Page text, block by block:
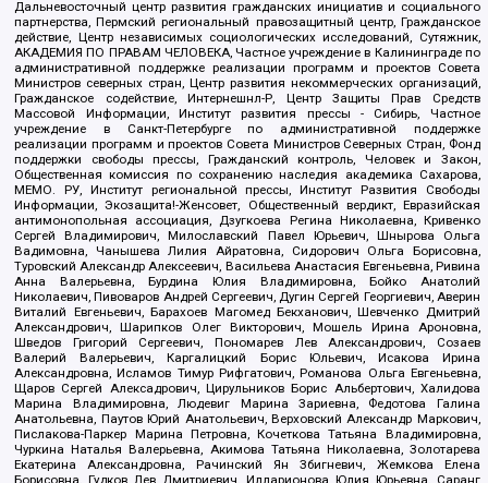
Дальневосточный центр развития гражданских инициатив и социального
партнерства, Пермский региональный правозащитный центр, Гражданское
действие, Центр независимых социологических исследований, Сутяжник,
АКАДЕМИЯ ПО ПРАВАМ ЧЕЛОВЕКА, Частное учреждение в Калининграде по
административной поддержке реализации программ и проектов Совета
Министров северных стран, Центр развития некоммерческих организаций,
Гражданское содействие, Интернешнл-Р, Центр Защиты Прав Средств
Массовой Информации, Институт развития прессы - Сибирь, Частное
учреждение в Санкт-Петербурге по административной поддержке
реализации программ и проектов Совета Министров Северных Стран, Фонд
поддержки свободы прессы, Гражданский контроль, Человек и Закон,
Общественная комиссия по сохранению наследия академика Сахарова,
МЕМО. РУ, Институт региональной прессы, Институт Развития Свободы
Информации, Экозащита!-Женсовет, Общественный вердикт, Евразийская
антимонопольная ассоциация, Дзугкоева Регина Николаевна, Кривенко
Сергей Владимирович, Милославский Павел Юрьевич, Шнырова Ольга
Вадимовна, Чанышева Лилия Айратовна, Сидорович Ольга Борисовна,
Туровский Александр Алексеевич, Васильева Анастасия Евгеньевна, Ривина
Анна Валерьевна, Бурдина Юлия Владимировна, Бойко Анатолий
Николаевич, Пивоваров Андрей Сергеевич, Дугин Сергей Георгиевич, Аверин
Виталий Евгеньевич, Барахоев Магомед Бекханович, Шевченко Дмитрий
Александрович, Шарипков Олег Викторович, Мошель Ирина Ароновна,
Шведов Григорий Сергеевич, Пономарев Лев Александрович, Созаев
Валерий Валерьевич, Каргалицкий Борис Юльевич, Исакова Ирина
Александровна, Исламов Тимур Рифгатович, Романова Ольга Евгеньевна,
Щаров Сергей Алексадрович, Цирульников Борис Альбертович, Халидова
Марина Владимировна, Людевиг Марина Зариевна, Федотова Галина
Анатольевна, Паутов Юрий Анатольевич, Верховский Александр Маркович,
Пислакова-Паркер Марина Петровна, Кочеткова Татьяна Владимировна,
Чуркина Наталья Валерьевна, Акимова Татьяна Николаевна, Золотарева
Екатерина Александровна, Рачинский Ян Збигневич, Жемкова Елена
Борисовна, Гудков Лев Дмитриевич, Илларионова Юлия Юрьевна, Саранг